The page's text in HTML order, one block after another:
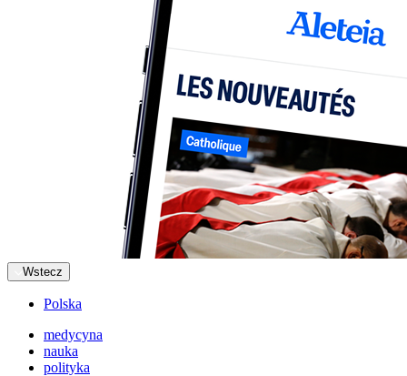
Wstecz
Polska
medycyna
nauka
polityka